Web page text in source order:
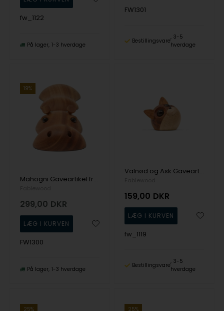
fw_1122
På lager 1-3 hverdage
FW1301
Bestillingsvare
3-5
hverdage
19%
Mahogni Gaveartikel fra Fablewood
299,00 DKR
FW1300
På lager 1-3 hverdage
Valnød og Ask Gaveartikel Pick-Me-Up's fra Fablewood
159,00 DKR
fw_1119
Bestillingsvare
3-5
hverdage
25% 25%